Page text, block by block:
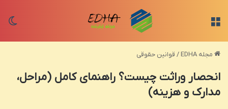
مجله EDHA / قوانین حقوقی
انحصار وراثت چیست؟ راهنمای کامل (مراحل،
مدارک و هزینه)